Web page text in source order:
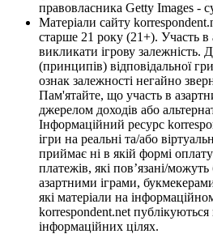
правовласника Getty Images -
Матеріали сайту
старше 21 року (21+). Участь в
викликати ігрову залежність.
(принципів) відповідальної
ознак залежності негайно
Пам'ятайте, що участь в
джерелом доходів або
Інформаційний ресурс
ігри на реальні та/або
приймає ні в якій формі
платежів, які пов’язані/можуть
азартними іграми,
які матеріали на
korrespondent.net
інформаційних цілях.